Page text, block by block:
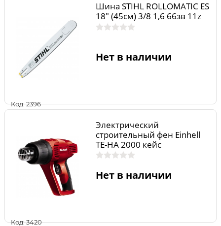
Код: 2396
Шина STIHL ROLLOMATIC ES
18" (45см) 3/8 1,6 66зв 11z
Нет в наличии
Код: 3420
Электрический
строительный фен Einhell
TE-HA 2000 кейс
Нет в наличии